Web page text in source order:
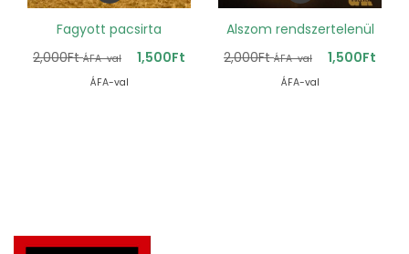
Fagyott pacsirta
2,000Ft ÁFA-val 1,500Ft
ÁFA-val
Alszom rendszertelenül
2,000Ft ÁFA-val 1,500Ft
ÁFA-val